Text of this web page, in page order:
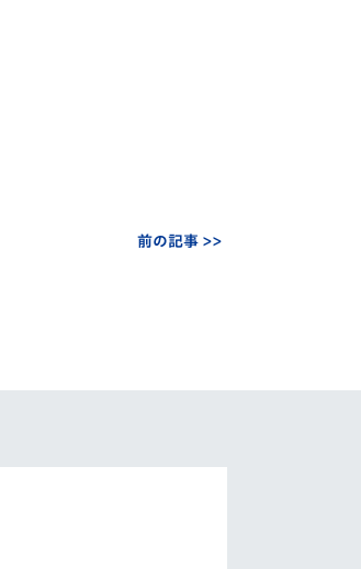
前の記事 >>